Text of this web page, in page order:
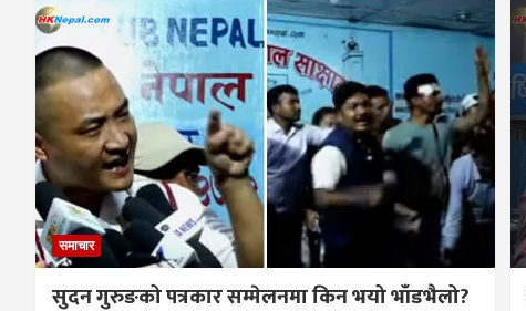
समाचार
सुदन गुरुङको पत्रकार सम्मेलनमा किन भयो भाँडभैलो?